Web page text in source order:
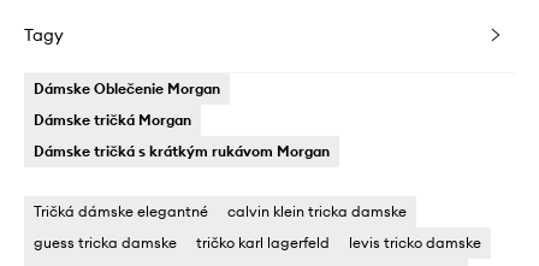
Tagy
Dámske Oblečenie Morgan
Dámske tričká Morgan
Dámske tričká s krátkým rukávom Morgan
Tričká dámske elegantné
calvin klein tricka damske
guess tricka damske
tričko karl lagerfeld
levis tricko damske